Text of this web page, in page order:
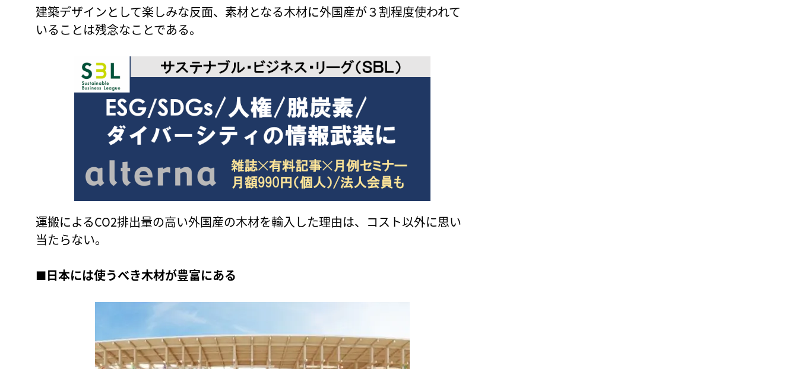
建築デザインとして楽しみな反面、素材となる木材に外国産が３割程度使われて
いることは残念なことである。
運搬によるCO2排出量の高い外国産の木材を輸入した理由は、コスト以外に思い
当たらない。
■日本には使うべき木材が豊富にある